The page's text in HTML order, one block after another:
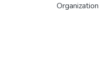
Organization